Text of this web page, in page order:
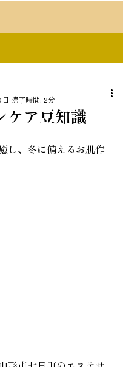
ケア豆知識
読了時間: 2分
し、冬に備えるお肌作